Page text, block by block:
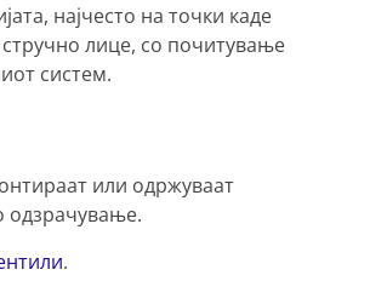
најчесто на точки каде
лице, со почитување
систем.
или одржуваат
одзрачување.
.